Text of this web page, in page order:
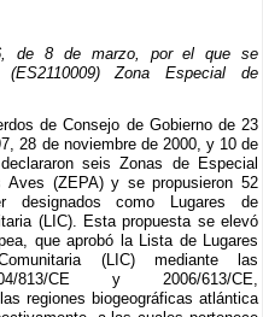
de 8 de marzo, por el que se
(ES2110009) Zona Especial de
de Consejo de Gobierno de 23
28 de noviembre de 2000, y 10 de
seis Zonas de Especial
Aves (ZEPA) y se propusieron 52
designados como Lugares de
(LIC). Esta propuesta se elevó
que aprobó la Lista de Lugares
(LIC) mediante las
813/CE y 2006/613/CE,
regiones biogeográficas atlántica